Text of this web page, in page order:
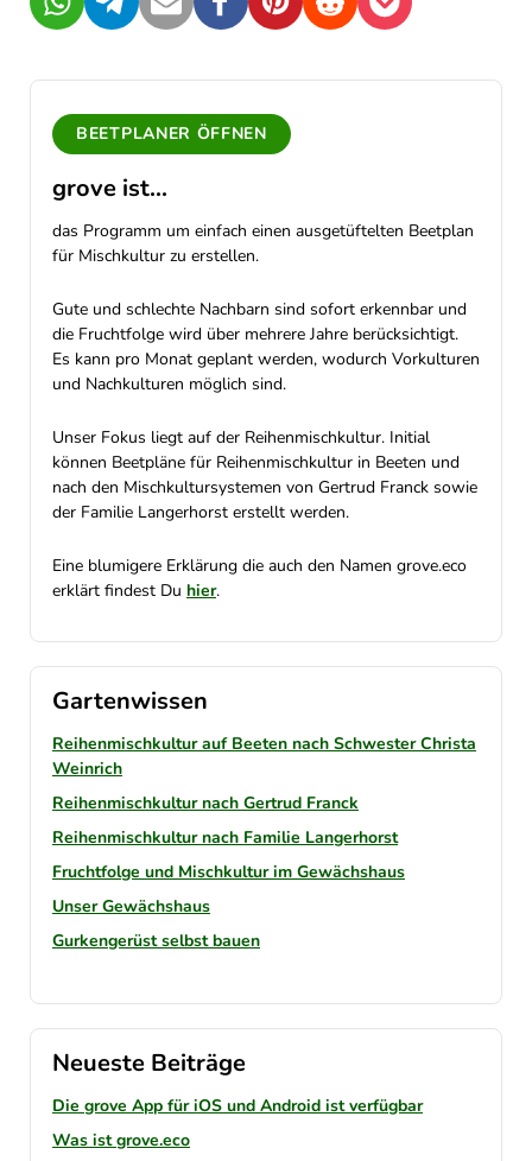
WhatsAppTelegramMail FacebookPinterestRedditPocket
BEETPLANER ÖFFNEN
grove ist...
das Programm um einfach einen ausgetüftelten Beetplan
für Mischkultur zu erstellen.
Gute und schlechte Nachbarn sind sofort erkennbar und
die Fruchtfolge wird über mehrere Jahre berücksichtigt.
Es kann pro Monat geplant werden, wodurch Vorkulturen
und Nachkulturen möglich sind.
Unser Fokus liegt auf der Reihenmischkultur. Initial
können Beetpläne für Reihenmischkultur in Beeten und
nach den Mischkultursystemen von Gertrud Franck sowie
der Familie Langerhorst erstellt werden.
Eine blumigere Erklärung die auch den Namen grove.eco
erklärt findest Du hier.
Gartenwissen
Reihenmischkultur auf Beeten nach Schwester Christa
Weinrich
Reihenmischkultur nach Gertrud Franck
Reihenmischkultur nach Familie Langerhorst
Fruchtfolge und Mischkultur im Gewächshaus
Unser Gewächshaus
Gurkengerüst selbst bauen
Neueste Beiträge
Die grove App für iOS und Android ist verfügbar
Was ist grove.eco